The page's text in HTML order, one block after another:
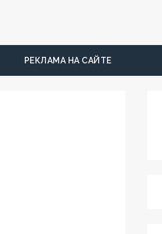
РЕКЛАМА НА САЙТЕ